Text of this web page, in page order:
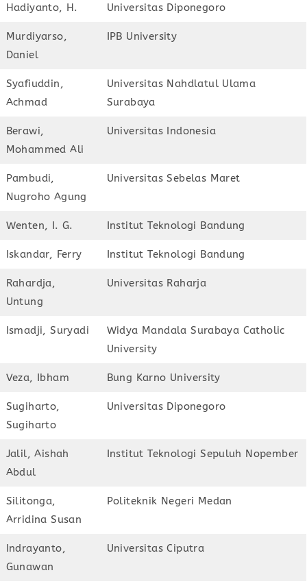
Hadiyanto, H. Universitas Diponegoro
Murdiyarso,
Daniel
IPB University
Syafiuddin,
Achmad
Universitas Nahdlatul Ulama
Surabaya
Berawi,
Mohammed Ali
Universitas Indonesia
Pambudi,
Nugroho Agung
Universitas Sebelas Maret
Wenten, I. G. Institut Teknologi Bandung
Iskandar, Ferry Institut Teknologi Bandung
Rahardja,
Untung
Universitas Raharja
Ismadji, Suryadi
Widya Mandala Surabaya Catholic
University
Veza, Ibham Bung Karno University
Sugiharto,
Sugiharto
Universitas Diponegoro
Jalil, Aishah
Abdul
Institut Teknologi Sepuluh Nopember
Silitonga,
Arridina Susan
Politeknik Negeri Medan
Indrayanto,
Gunawan
Universitas Ciputra